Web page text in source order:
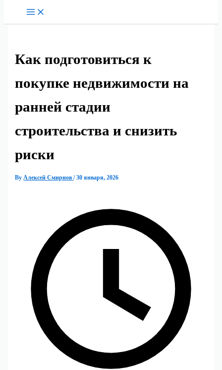
Как подготовиться к
покупке недвижимости на
ранней стадии
строительства и снизить
риски
ByАлексей Смирнов/30 января, 2026